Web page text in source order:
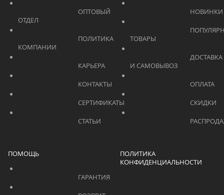
			    		КАРЬЕРА
ПОМОЩЬ
ПОЛИТИКА
КОНФИДЕНЦИАЛЬНОСТИ